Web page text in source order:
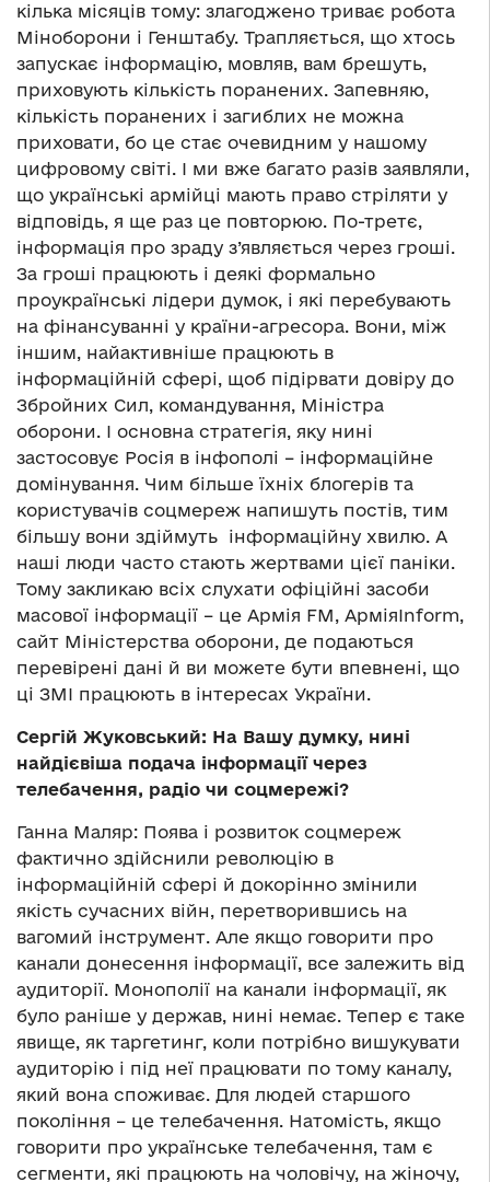
кілька місяців тому: злагоджено триває робота
Міноборони і Генштабу. Трапляється, що хтось
запускає інформацію, мовляв, вам брешуть,
приховують кількість поранених. Запевняю,
кількість поранених і загиблих не можна
приховати, бо це стає очевидним у нашому
цифровому світі. І ми вже багато разів заявляли,
що українські армійці мають право стріляти у
відповідь, я ще раз це повторюю. По-третє,
інформація про зраду з’являється через гроші.
За гроші працюють і деякі формально
проукраїнські лідери думок, і які перебувають
на фінансуванні у країни-агресора. Вони, між
іншим, найактивніше працюють в
інформаційній сфері, щоб підірвати довіру до
Збройних Сил, командування, Міністра
оборони. І основна стратегія, яку нині
застосовує Росія в інфополі – інформаційне
домінування. Чим більше їхніх блогерів та
користувачів соцмереж напишуть постів, тим
більшу вони здіймуть інформаційну хвилю. А
наші люди часто стають жертвами цієї паніки.
Тому закликаю всіх слухати офіційні засоби
масової інформації – це Армія FM, АрміяІnform,
сайт Міністерства оборони, де подаються
перевірені дані й ви можете бути впевнені, що
ці ЗМІ працюють в інтересах України.
Сергій Жуковський: На Вашу думку, нині
найдієвіша подача інформації через
телебачення, радіо чи соцмережі?
Ганна Маляр: Поява і розвиток соцмереж
фактично здійснили революцію в
інформаційній сфері й докорінно змінили
якість сучасних війн, перетворившись на
вагомий інструмент. Але якщо говорити про
канали донесення інформації, все залежить від
аудиторії. Монополії на канали інформації, як
було раніше у держав, нині немає. Тепер є таке
явище, як таргетинг, коли потрібно вишукувати
аудиторію і під неї працювати по тому каналу,
який вона споживає. Для людей старшого
покоління – це телебачення. Натомість, якщо
говорити про українське телебачення, там є
сегменти, які працюють на чоловічу, на жіночу,